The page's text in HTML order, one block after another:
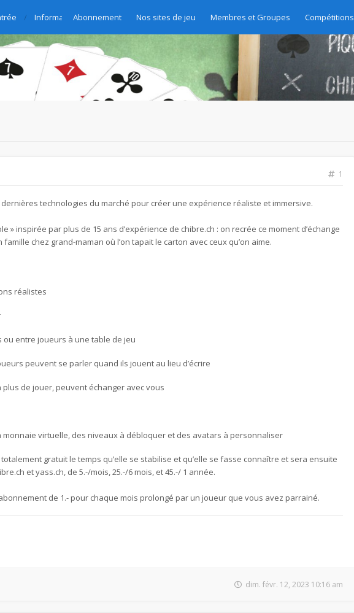
Abonnement Nos sites de jeu Membres et Groupes Compétitions
Informations générales
1
technologies du marché pour créer une expérience réaliste et immersive.
» inspirée par plus de 15 ans d’expérience de chibre.ch : on recrée ce moment d’échange
chez grand-maman où l’on tapait le carton avec ceux qu’on aime.
réalistes
ou entre joueurs à une table de jeu
peuvent se parler quand ils jouent au lieu d’écrire
de jouer, peuvent échanger avec vous
monnaie virtuelle, des niveaux à débloquer et des avatars à personnaliser
gratuit le temps qu’elle se stabilise et qu’elle se fasse connaître et sera ensuite
et yass.ch, de 5.-/mois, 25.-/6 mois, et 45.-/ 1 année.
de 1.- pour chaque mois prolongé par un joueur que vous avez parrainé.
dim. févr. 12, 2023 10:16 am